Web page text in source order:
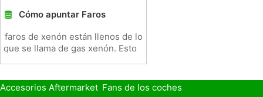
Cómo apuntar Faros
faros de xenón están llenos de lo
que se llama de gas xenón. Esto
Accesorios Aftermarket Fans de los coches